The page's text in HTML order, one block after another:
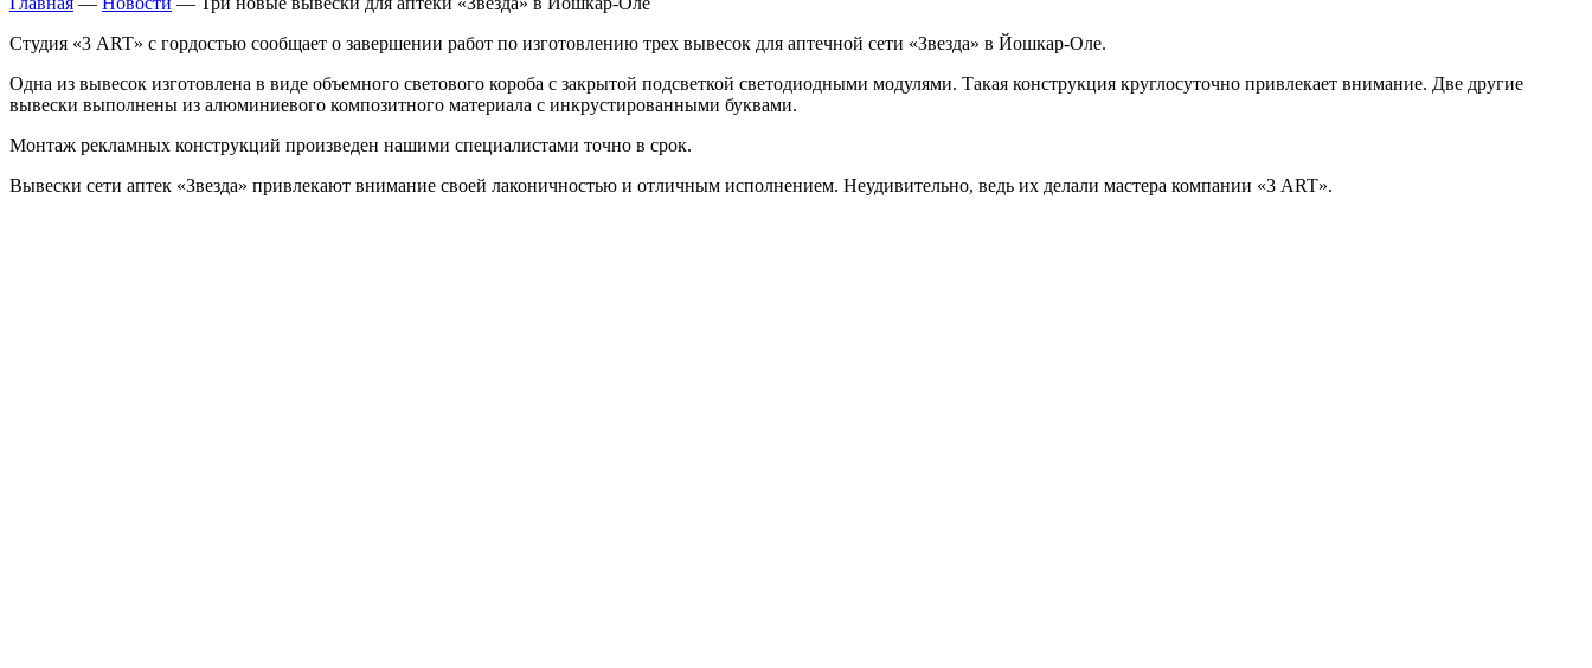
Студия «3 ART» с гордостью сообщает о завершении работ по изготовлению трех вывесок для аптечной сети «Звезда» в Йошкар-Оле.
Одна из вывесок изготовлена в виде объемного светового короба с закрытой подсветкой светодиодными модулями. Такая конструкция круглосуточно привлекает внимание. Две другие
вывески выполнены из алюминиевого композитного материала с инкрустированными буквами.
Монтаж рекламных конструкций произведен нашими специалистами точно в срок.
Вывески сети аптек «Звезда» привлекают внимание своей лаконичностью и отличным исполнением. Неудивительно, ведь их делали мастера компании «3 ART».